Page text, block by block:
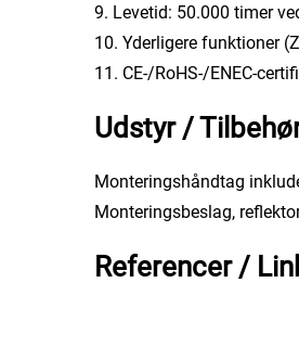
9. Levetid: 50.000 timer
10. Yderligere funktioner
11. CE-/RoHS-/ENEC-
Udstyr /
Monteringshåndtag
Monteringsbeslag,
Referencer /